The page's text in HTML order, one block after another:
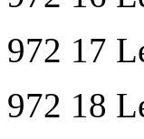
972 17
972 18